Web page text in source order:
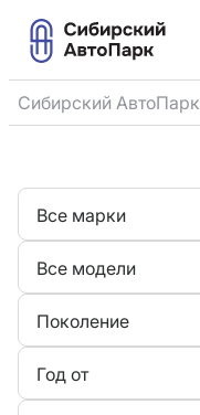
Сибирский АвтоПарк
Все марки
Все модели
Поколение
Год от